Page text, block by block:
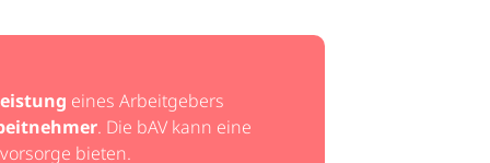
eines Arbeitgebers
. Die bAV kann eine
bieten.